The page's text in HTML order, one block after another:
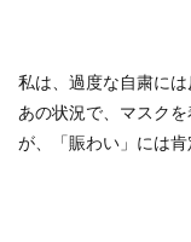
私は、過度な自粛には
あの状況で、マスク
が、「賑わい」には肯